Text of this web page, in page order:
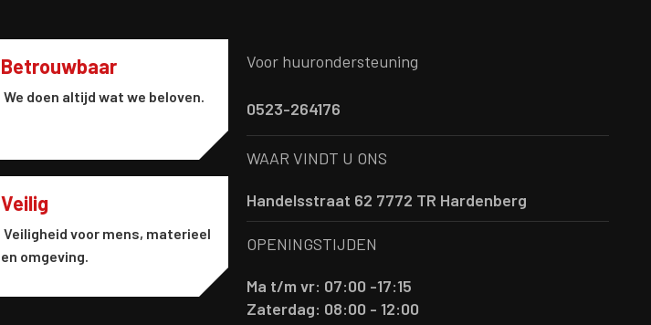
Betrouwbaar
We doen altijd wat we beloven.
Veilig
Veiligheid voor mens, materieel
en omgeving.
Voor huurondersteuning
0523-264176
WAAR VINDT U ONS
Handelsstraat 62 7772 TR Hardenberg
OPENINGSTIJDEN
Ma t/m vr: 07:00 -17:15
Zaterdag: 08:00 - 12:00